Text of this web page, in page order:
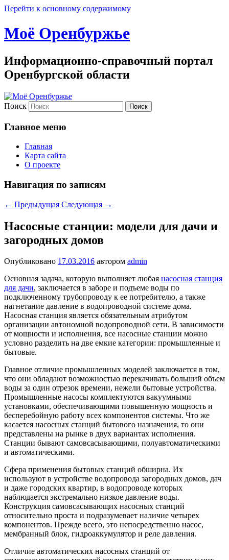
Перейти к основному содержимому
Моё Оренбуржье
Информационно-справочный портал
Оренбургской области
Поиск
Главное меню
Главная
Карта сайта
О проекте
Навигация по записям
← Предыдущая Следующая →
Насосные станции: модели для дачи и
загородных домов
Опубликовано 17.03.2016 автором admin
Основная задача, которую выполняет любая насосная станция
для дачи, заключается в заборе и подъеме воды по
подключенному трубопроводу к ее потребителю, а также
нагнетание давление в водопроводной системе дома.
Насосная станция является обязательным атрибутом
организации автономной водопроводной сети. В зависимости
от мощности и исполнения, все насосные станции можно
условно разделить на две емкие категории: промышленные и
бытовые.
Главное отличие промышленных моделей заключается в том,
что они обладают возможностью перекачивать больший объем
воды за один отрезок времени, нежели бытовые устройства.
Промышленные насосы комплектуются вакуумными
установками, обеспечивающими повышенную мощность и
бесперебойную работу всех компонентов системы. Что же
касается насосных станций бытового назначения, то они
представлены на рынке в двух вариантах исполнения.
Станции бывают самовсасывающими, полуавтоматическими
и автоматическими.
Сфера применения бытовых станций обширна. Их
используют в устройстве водопровода загородных домов, дач
и даже городских квартир, в водопроводе которых
наблюдается экстремально низкое давление воды.
Конструкция самовсасывающих насосных станций
относительно проста и подразумевает наличие четырех
компонентов. Прежде всего, это непосредственно насос,
мембранный блок, гидроаккумулятор и реле давления.
Отличие автоматических насосных станций от